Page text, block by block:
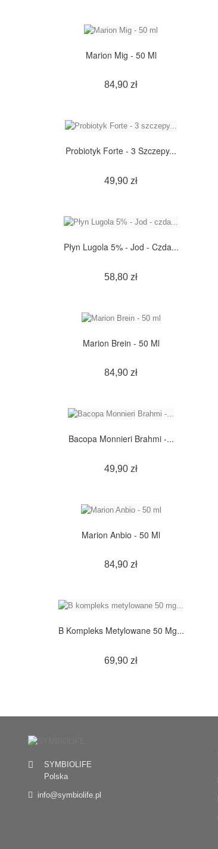
Marion Mig - 50 Ml
84,90 złCena
Probiotyk Forte - 3 Szczepy...
49,90 złCena
Płyn Lugola 5% - Jod - Czda...
58,80 złCena
Marion Brein - 50 Ml
84,90 złCena
Bacopa Monnieri Brahmi -...
49,90 złCena
Marion Anbio - 50 Ml
84,90 złCena
B Kompleks Metylowane 50 Mg...
69,90 złCena
SYMBIOLIFE
Polska
info@symbiolife.pl